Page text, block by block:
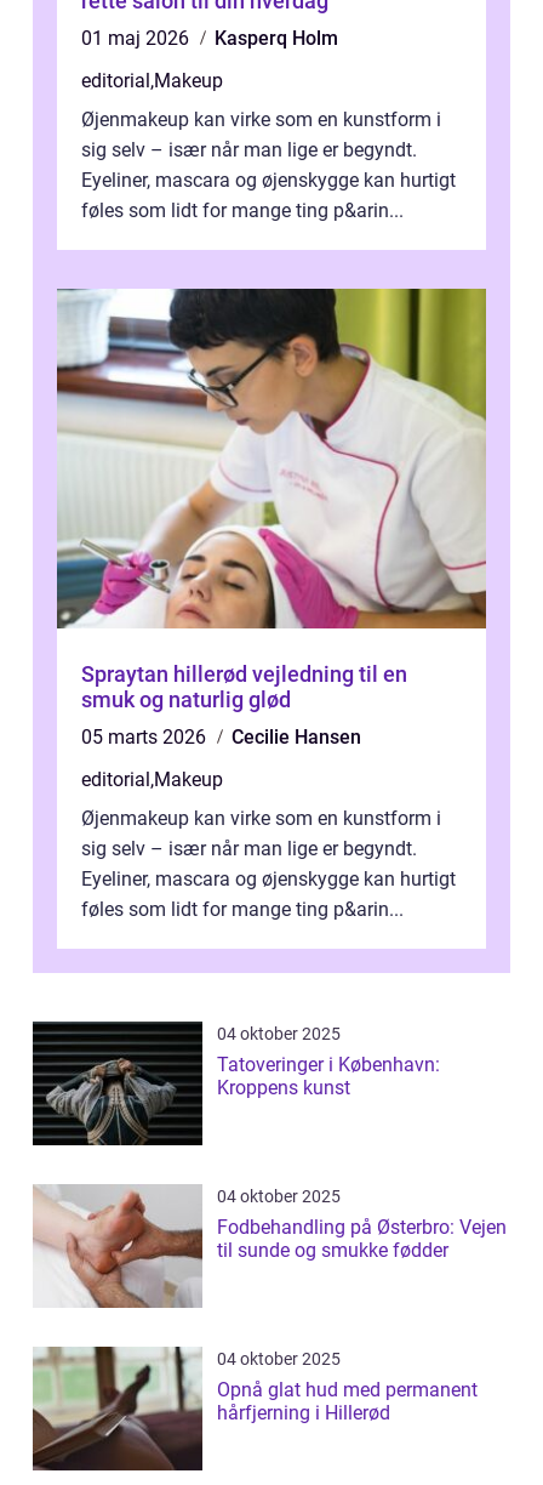
01 maj 2026
Kasperq Holm
editorial,Makeup
Øjenmakeup kan virke som en kunstform i
sig selv – især når man lige er begyndt.
Eyeliner, mascara og øjenskygge kan hurtigt
føles som lidt for mange ting p&arin...
Spraytan hillerød vejledning til en
smuk og naturlig glød
05 marts 2026
Cecilie Hansen
editorial,Makeup
Øjenmakeup kan virke som en kunstform i
sig selv – især når man lige er begyndt.
Eyeliner, mascara og øjenskygge kan hurtigt
føles som lidt for mange ting p&arin...
04 oktober 2025
Tatoveringer i København:
Kroppens kunst
04 oktober 2025
Fodbehandling på Østerbro: Vejen
til sunde og smukke fødder
04 oktober 2025
Opnå glat hud med permanent
hårfjerning i Hillerød